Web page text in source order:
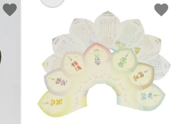
favorite favorite